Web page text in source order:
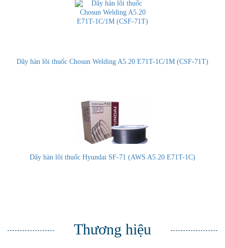
Dây hàn lõi thuốc Chosun Welding A5.20 E71T-1C/1M (CSF-71T)
Dây hàn lõi thuốc Hyundai SF-71 (AWS A5.20 E71T-1C)
Thương hiệu